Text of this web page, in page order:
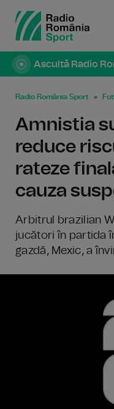
Ascultă Radio
Radio România Sport
Amnistia
reduce
rateze
cauza
Arbitrul brazilian
jucători în partida
gazdă, Mexic, a